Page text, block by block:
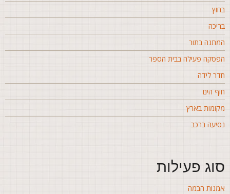
בתור
פעילה בבית הספר
לידה
הים
בארץ
ברכב
פעילות
הבמה